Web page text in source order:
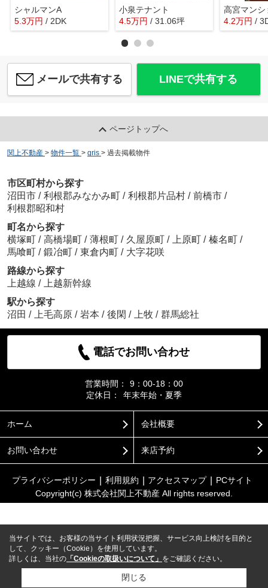
シャルマンA
5.3万円 / 2DK
小泉テナント
4.5万円 / 31.06坪
高宮マンシ
4.2万円 /
メールで共有する LINEで共有する
ページトップへ
関上不動産 > 物件一覧 > gris > 過去掲載物件
市区町村から探す
沼田市 / 利根郡みなかみ町 / 利根郡片品村 / 前橋市 /
利根郡昭和村
町名から探す
横塚町 / 高橋場町 / 薄根町 / 久屋原町 / 上原町 / 榛名町 /
馬喰町 / 鍛冶町 / 東倉内町 / 大字花咲
路線から探す
上越線 /
上越新幹線
駅から探す
沼田 / 上毛高原 / 岩本 / 後閑 / 上牧 / 群馬総社
電話でお問い合わせ
営業時間：
9：00-18：00
定休日：
年末年始・夏季
ホーム 会社概要
お問い合わせ 来店予約
プライバシーポリシー 利用規約 アクセスマップ
PCサイト
Copyright(c) 株式会社関上不動産 All rights reserved.
当サイトでは、お客様の当サイト利用状況把握、サービス向上検討を目的と
して、クッキー（Cookie）を使用しています。
詳しくは、当社の 「Cookieの取扱いについて」 をご確認ください。
閉じる